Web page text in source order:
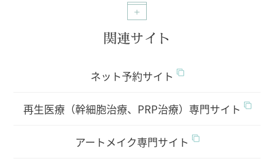
関連サイト
ネット予約サイト
再生医療（幹細胞治療、PRP治療）専門サイト
アートメイク専門サイト